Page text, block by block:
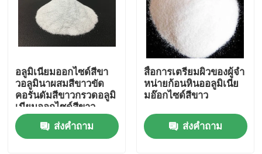
บ้าน
ผลิตภัณฑ์
อลูมิเนียมออกไซด์สีขา
วอลูมินาผสมสีขาวขัด
คอรันดัมสีขาวกรวดอลูมิ
เนียมออกไซด์สีขาว
ส่งคำถาม
สื่อการเตรียมผิวของผู้จํา
หน่ายก้อนหินออลูมิเนีย
มอ๊อกไซด์สีขาว
ส่งคำถาม